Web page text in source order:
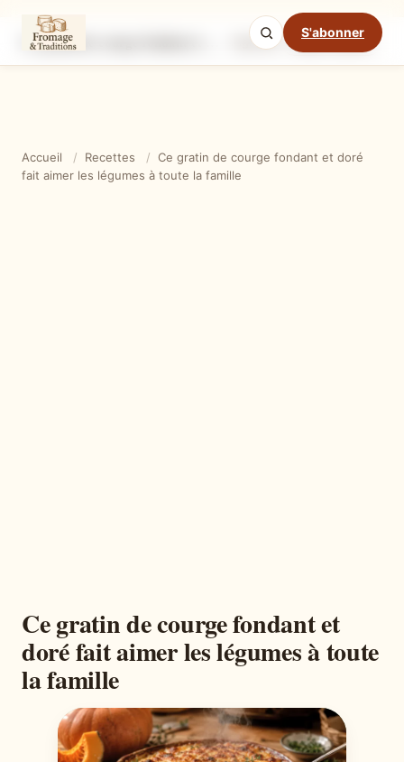
S'abonner
Ingrédients Étapes
Mode cuisine
Accueil / Recettes / Ce gratin de courge fondant et doré
fait aimer les légumes à toute la famille
Ce gratin de courge fondant et
doré fait aimer les légumes à toute
la famille